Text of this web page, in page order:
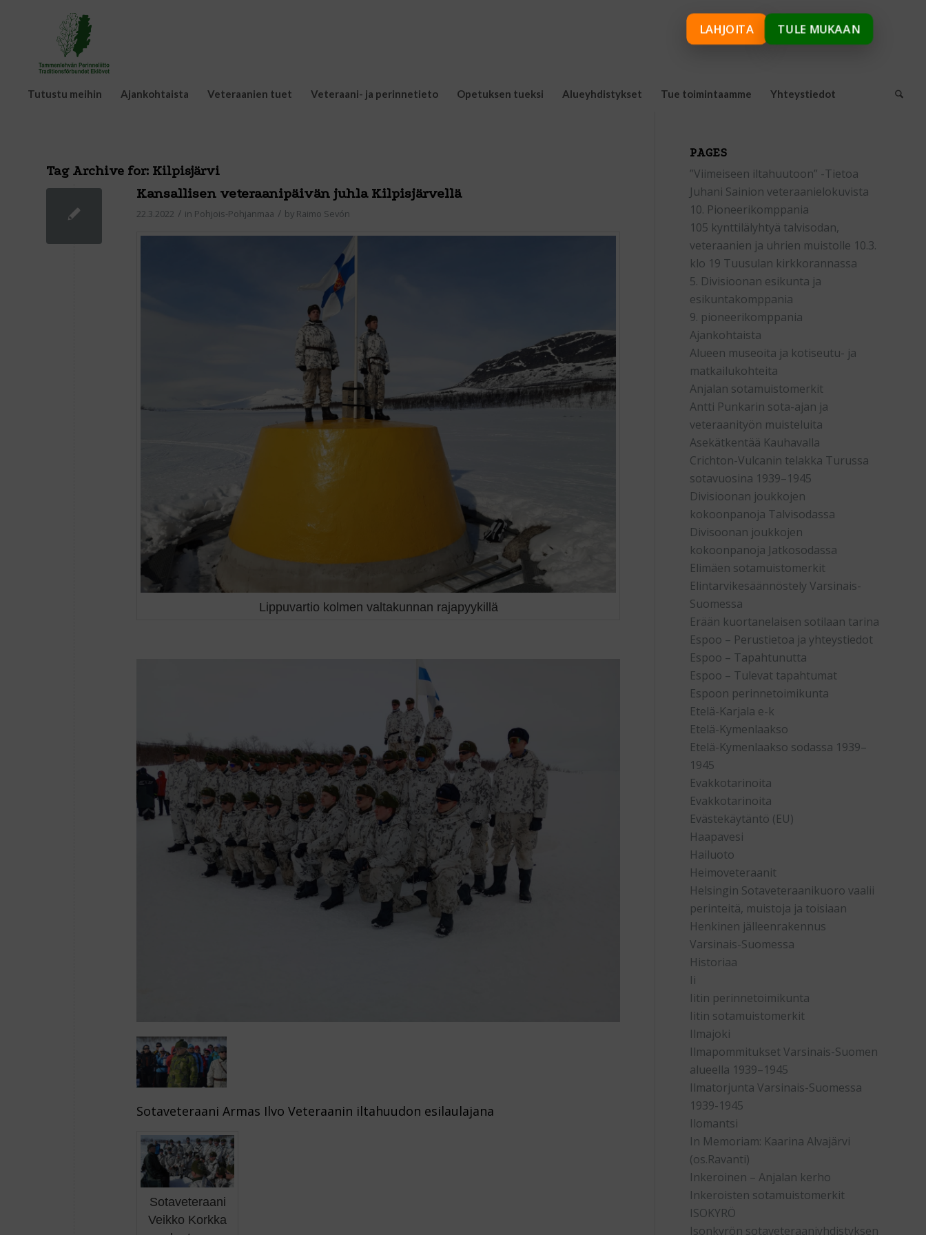
Tutustu meihin Ajankohtaista Veteraanien tuet Veteraani- ja perinnetieto Opetuksen tueksi Alueyhdistykset Tue toimintaamme Yhteystiedot
Tag Archive for: Kilpisjärvi
Kansallisen veteraanipäivän juhla Kilpisjärvellä
22.3.2022 / in Pohjois-Pohjanmaa / by Raimo Sevón
Lippuvartio kolmen valtakunnan rajapyykillä
Sotaveteraani Armas Ilvo Veteraanin iltahuudon esilaulajana
Sotaveteraani
Veikko Korkka
PAGES
”Viimeiseen iltahuutoon” -Tietoa
Juhani Sainion veteraanielokuvista
10. Pioneerikomppania
105 kynttilälyhtyä talvisodan,
veteraanien ja uhrien muistolle 10.3.
klo 19 Tuusulan kirkkorannassa
5. Divisioonan esikunta ja
esikuntakomppania
9. pioneerikomppania
Ajankohtaista
Alueen museoita ja kotiseutu- ja
matkailukohteita
Anjalan sotamuistomerkit
Antti Punkarin sota-ajan ja
veteraanityön muisteluita
Asekätkentää Kauhavalla
Crichton-Vulcanin telakka Turussa
sotavuosina 1939–1945
Divisioonan joukkojen
kokoonpanoja Talvisodassa
Divisoonan joukkojen
kokoonpanoja Jatkosodassa
Elimäen sotamuistomerkit
Elintarvikesäännöstely Varsinais-
Suomessa
Erään kuortanelaisen sotilaan tarina
Espoo – Perustietoa ja yhteystiedot
Espoo – Tapahtunutta
Espoo – Tulevat tapahtumat
Espoon perinnetoimikunta
Etelä-Karjala e-k
Etelä-Kymenlaakso
Etelä-Kymenlaakso sodassa 1939–
1945
Evakkotarinoita
Evakkotarinoita
Evästekäytäntö (EU)
Haapavesi
Hailuoto
Heimoveteraanit
Helsingin Sotaveteraanikuoro vaalii
perinteitä, muistoja ja toisiaan
Henkinen jälleenrakennus
Varsinais-Suomessa
Historiaa
Ii
Iitin perinnetoimikunta
Iitin sotamuistomerkit
Ilmajoki
Ilmapommitukset Varsinais-Suomen
alueella 1939–1945
Ilmatorjunta Varsinais-Suomessa
1939-1945
Ilomantsi
In Memoriam: Kaarina Alvajärvi
(os.Ravanti)
Inkeroinen – Anjalan kerho
Inkeroisten sotamuistomerkit
ISOKYRÖ
Isonkyrön sotaveteraaniyhdistyksen
LAHJOITA TULE MUKAAN